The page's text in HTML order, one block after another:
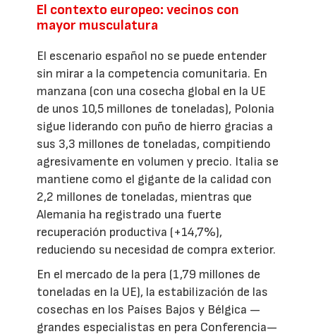
El contexto europeo: vecinos con
mayor musculatura
El escenario español no se puede entender
sin mirar a la competencia comunitaria. En
manzana (con una cosecha global en la UE
de unos 10,5 millones de toneladas), Polonia
sigue liderando con puño de hierro gracias a
sus 3,3 millones de toneladas, compitiendo
agresivamente en volumen y precio. Italia se
mantiene como el gigante de la calidad con
2,2 millones de toneladas, mientras que
Alemania ha registrado una fuerte
recuperación productiva (+14,7%),
reduciendo su necesidad de compra exterior.
En el mercado de la pera (1,79 millones de
toneladas en la UE), la estabilización de las
cosechas en los Países Bajos y Bélgica —
grandes especialistas en pera Conferencia—